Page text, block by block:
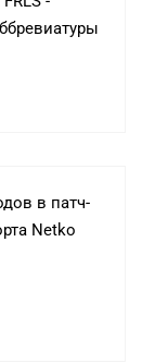
в патч-
Netko